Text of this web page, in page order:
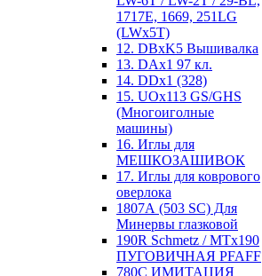
1717E, 1669, 251LG
(LWx5T)
12. DBxK5 Вышивалка
13. DAx1 97 кл.
14. DDx1 (328)
15. UOx113 GS/GHS
(Многоиголные
машины)
16. Иглы для
МЕШКОЗАШИВОК
17. Иглы для коврового
оверлока
1807А (503 SC) Для
Минервы глазковой
190R Schmetz / MTx190
ПУГОВИЧНАЯ PFAFF
780С ИМИТАЦИЯ